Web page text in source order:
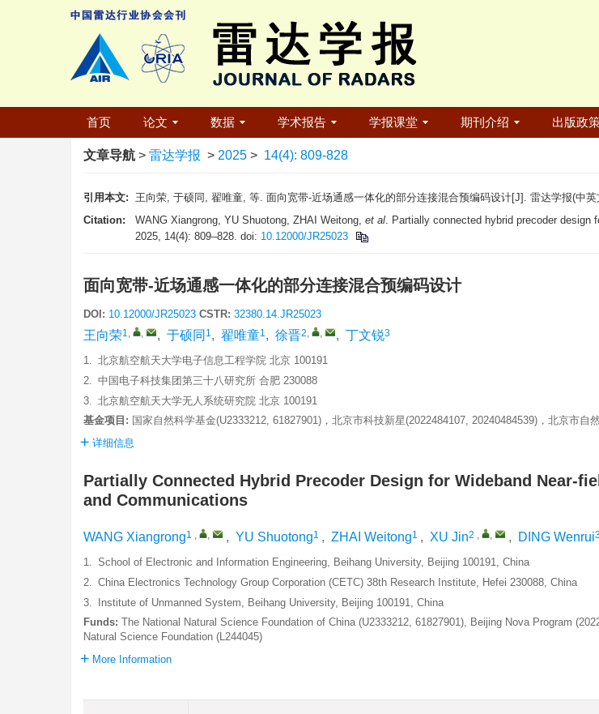
首页 论文 数据 学术报告 学报课堂 期刊介绍 出版政
文章导航 > 雷达学报 > 2025 > 14(4): 809-828
引用本文: 王向荣, 于硕同, 翟唯童, 等. 面向宽带-近场通感一体化的部分连接混合预编码设计[J]. 雷达学报(中
Citation:
WANG Xiangrong, YU Shuotong, ZHAI Weitong, et al. Partially connected hybrid precoder design
2025, 14(4): 809–828. doi: 10.12000/JR25023
面向宽带-近场通感一体化的部分连接混合预编码设计
DOI: 10.12000/JR25023 CSTR: 32380.14.JR25023
王向荣1, , , 于硕同 1, 翟唯童1, 徐晋2, , , 丁文锐3
1. 北京航空航天大学电子信息工程学院 北京 100191
2. 中国电子科技集团第三十八研究所 合肥 230088
3. 北京航空航天大学无人系统研究院 北京 100191
基金项目: 国家自然科学基金(U2333212, 61827901)，北京市科技新星(2022484107, 20240484539)，北京市自
详细信息
Partially Connected Hybrid Precoder Design for Wideband Near-
and Communications
WANG Xiangrong1 , , , YU Shuotong1 , ZHAI Weitong1 , XU Jin2 , , , DING Wenrui
1. School of Electronic and Information Engineering, Beihang University, Beijing 100191, China
2. China Electronics Technology Group Corporation (CETC) 38th Research Institute, Hefei 230088, China
3.
Institute of Unmanned System, Beihang University, Beijing 100191, China
Funds: The National Natural Science Foundation of China (U2333212, 61827901), Beijing Nova Program
Natural Science Foundation (L244045)
More Information